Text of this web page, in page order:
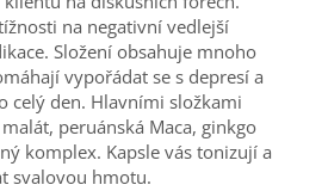
na negativní vedlejší
Složení obsahuje mnoho
vypořádat se s depresí a
celý den. Hlavními složkami
peruánská Maca, ginkgo
komplex. Kapsle vás tonizují a
svalovou hmotu.